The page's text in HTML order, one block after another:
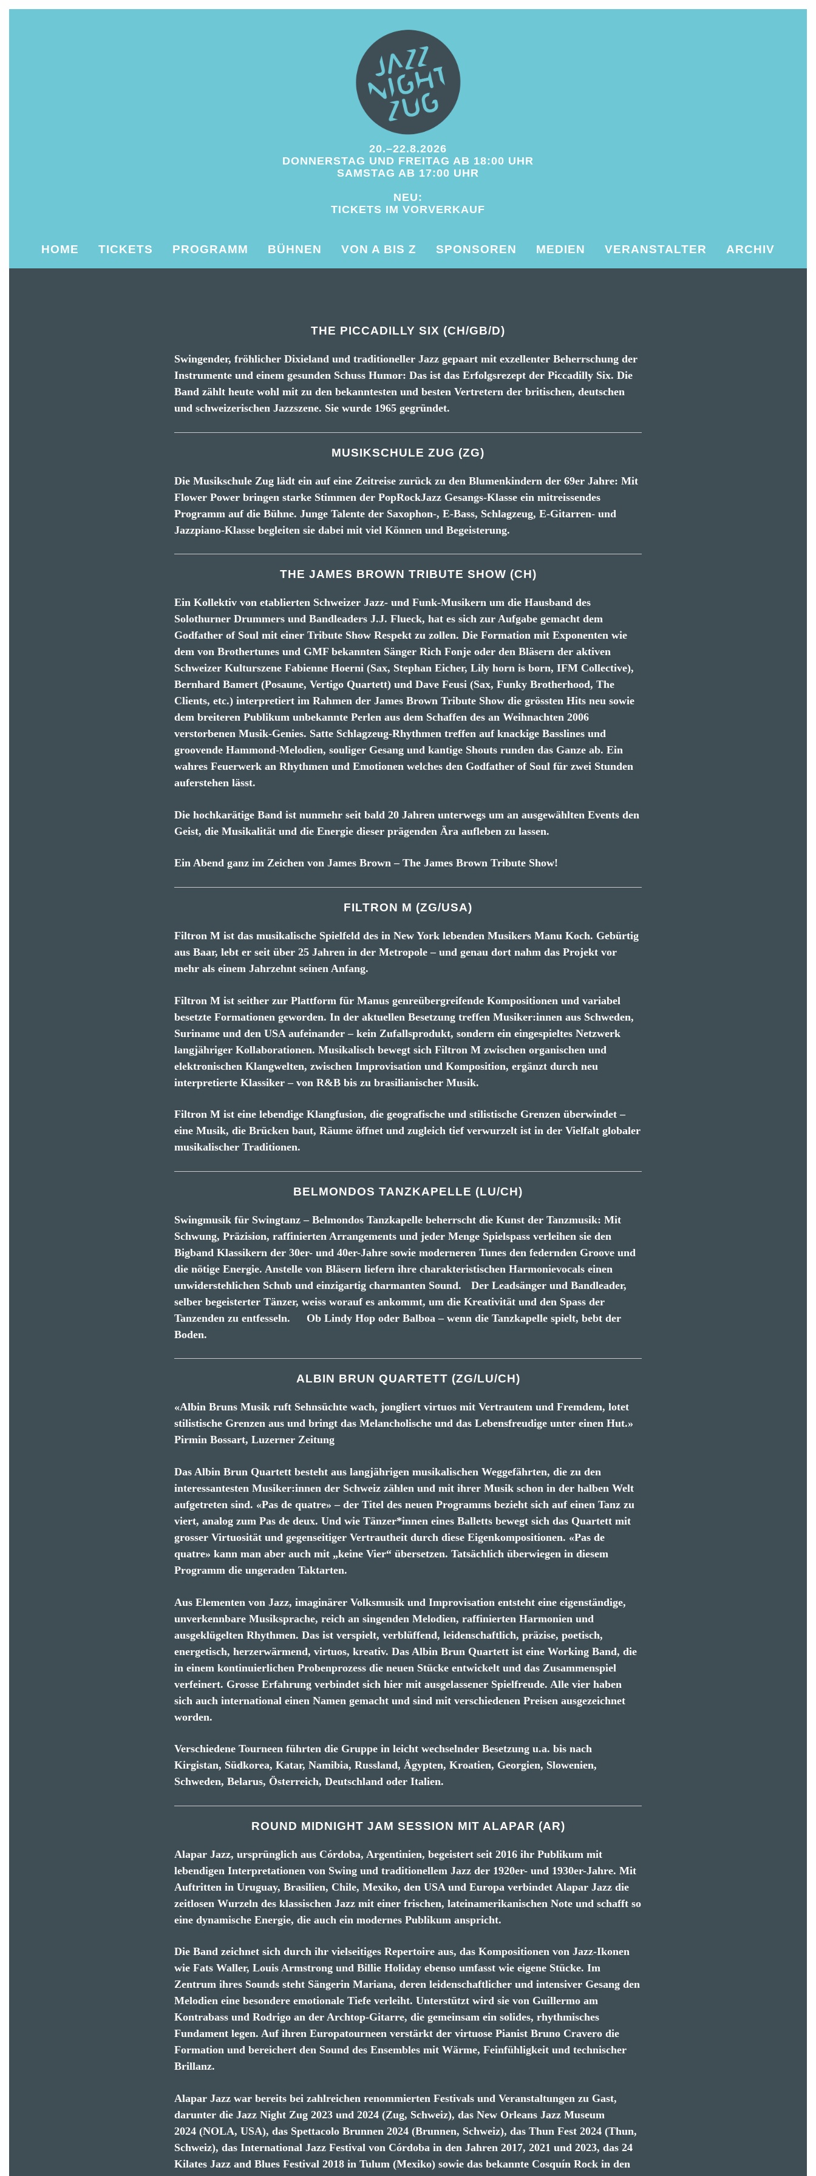
20.–22.8.2026
DONNERSTAG UND FREITAG AB 18:00 UHR
SAMSTAG AB 17:00 UHR
NEU:
TICKETS IM VORVERKAUF
HOME TICKETS PROGRAMM BÜHNEN VON A BIS Z SPONSOREN MEDIEN VERANSTALTER ARCHIV
THE PICCADILLY SIX (CH/GB/D)
Swingender, fröhlicher Dixieland und traditioneller Jazz gepaart mit exzellenter Beherrschung der
Instrumente und einem gesunden Schuss Humor: Das ist das Erfolgsrezept der Piccadilly Six. Die
Band zählt heute wohl mit zu den bekanntesten und besten Vertretern der britischen, deutschen
und schweizerischen Jazzszene. Sie wurde 1965 gegründet.
MUSIKSCHULE ZUG (ZG)
Die Musikschule Zug lädt ein auf eine Zeitreise zurück zu den Blumenkindern der 69er Jahre: Mit
Flower Power bringen starke Stimmen der PopRockJazz Gesangs-Klasse ein mitreissendes
Programm auf die Bühne. Junge Talente der Saxophon-, E-Bass, Schlagzeug, E-Gitarren- und
Jazzpiano-Klasse begleiten sie dabei mit viel Können und Begeisterung.
THE JAMES BROWN TRIBUTE SHOW (CH)
Ein Kollektiv von etablierten Schweizer Jazz- und Funk-Musikern um die Hausband des
Solothurner Drummers und Bandleaders J.J. Flueck, hat es sich zur Aufgabe gemacht dem
Godfather of Soul mit einer Tribute Show Respekt zu zollen. Die Formation mit Exponenten wie
dem von Brothertunes und GMF bekannten Sänger Rich Fonje oder den Bläsern der aktiven
Schweizer Kulturszene Fabienne Hoerni (Sax, Stephan Eicher, Lily horn is born, IFM Collective),
Bernhard Bamert (Posaune, Vertigo Quartett) und Dave Feusi (Sax, Funky Brotherhood, The
Clients, etc.) interpretiert im Rahmen der James Brown Tribute Show die grössten Hits neu sowie
dem breiteren Publikum unbekannte Perlen aus dem Schaffen des an Weihnachten 2006
verstorbenen Musik-Genies. Satte Schlagzeug-Rhythmen treffen auf knackige Basslines und
groovende Hammond-Melodien, souliger Gesang und kantige Shouts runden das Ganze ab. Ein
wahres Feuerwerk an Rhythmen und Emotionen welches den Godfather of Soul für zwei Stunden
auferstehen lässt.
Die hochkarätige Band ist nunmehr seit bald 20 Jahren unterwegs um an ausgewählten Events den
Geist, die Musikalität und die Energie dieser prägenden Ära aufleben zu lassen.
Ein Abend ganz im Zeichen von James Brown – The James Brown Tribute Show!
FILTRON M (ZG/USA)
Filtron M ist das musikalische Spielfeld des in New York lebenden Musikers Manu Koch. Gebürtig
aus Baar, lebt er seit über 25 Jahren in der Metropole – und genau dort nahm das Projekt vor
mehr als einem Jahrzehnt seinen Anfang.
Filtron M ist seither zur Plattform für Manus genreübergreifende Kompositionen und variabel
besetzte Formationen geworden. In der aktuellen Besetzung treffen Musiker:innen aus Schweden,
Suriname und den USA aufeinander – kein Zufallsprodukt, sondern ein eingespieltes Netzwerk
langjähriger Kollaborationen. Musikalisch bewegt sich Filtron M zwischen organischen und
elektronischen Klangwelten, zwischen Improvisation und Komposition, ergänzt durch neu
interpretierte Klassiker – von R&B bis zu brasilianischer Musik.
Filtron M ist eine lebendige Klangfusion, die geografische und stilistische Grenzen überwindet –
eine Musik, die Brücken baut, Räume öffnet und zugleich tief verwurzelt ist in der Vielfalt globaler
musikalischer Traditionen.
BELMONDOS TANZKAPELLE (LU/CH)
Swingmusik für Swingtanz – Belmondos Tanzkapelle beherrscht die Kunst der Tanzmusik: Mit
Schwung, Präzision, raffinierten Arrangements und jeder Menge Spielspass verleihen sie den
Bigband Klassikern der 30er- und 40er-Jahre sowie moderneren Tunes den federnden Groove und
die nötige Energie. Anstelle von Bläsern liefern ihre charakteristischen Harmonievocals einen
unwiderstehlichen Schub und einzigartig charmanten Sound. Der Leadsänger und Bandleader,
selber begeisterter Tänzer, weiss worauf es ankommt, um die Kreativität und den Spass der
Tanzenden zu entfesseln. Ob Lindy Hop oder Balboa – wenn die Tanzkapelle spielt, bebt der
Boden.
ALBIN BRUN QUARTETT (ZG/LU/CH)
«Albin Bruns Musik ruft Sehnsüchte wach, jongliert virtuos mit Vertrautem und Fremdem, lotet
stilistische Grenzen aus und bringt das Melancholische und das Lebensfreudige unter einen Hut.»
Pirmin Bossart, Luzerner Zeitung
Das Albin Brun Quartett besteht aus langjährigen musikalischen Weggefährten, die zu den
interessantesten Musiker:innen der Schweiz zählen und mit ihrer Musik schon in der halben Welt
aufgetreten sind. «Pas de quatre» – der Titel des neuen Programms bezieht sich auf einen Tanz zu
viert, analog zum Pas de deux. Und wie Tänzer*innen eines Balletts bewegt sich das Quartett mit
grosser Virtuosität und gegenseitiger Vertrautheit durch diese Eigenkompositionen. «Pas de
quatre» kann man aber auch mit „keine Vier“ übersetzen. Tatsächlich überwiegen in diesem
Programm die ungeraden Taktarten.
Aus Elementen von Jazz, imaginärer Volksmusik und Improvisation entsteht eine eigenständige,
unverkennbare Musiksprache, reich an singenden Melodien, raffinierten Harmonien und
ausgeklügelten Rhythmen. Das ist verspielt, verblüffend, leidenschaftlich, präzise, poetisch,
energetisch, herzerwärmend, virtuos, kreativ. Das Albin Brun Quartett ist eine Working Band, die
in einem kontinuierlichen Probenprozess die neuen Stücke entwickelt und das Zusammenspiel
verfeinert. Grosse Erfahrung verbindet sich hier mit ausgelassener Spielfreude. Alle vier haben
sich auch international einen Namen gemacht und sind mit verschiedenen Preisen ausgezeichnet
worden.
Verschiedene Tourneen führten die Gruppe in leicht wechselnder Besetzung u.a. bis nach
Kirgistan, Südkorea, Katar, Namibia, Russland, Ägypten, Kroatien, Georgien, Slowenien,
Schweden, Belarus, Österreich, Deutschland oder Italien.
ROUND MIDNIGHT JAM SESSION MIT ALAPAR (AR)
Alapar Jazz, ursprünglich aus Córdoba, Argentinien, begeistert seit 2016 ihr Publikum mit
lebendigen Interpretationen von Swing und traditionellem Jazz der 1920er- und 1930er-Jahre. Mit
Auftritten in Uruguay, Brasilien, Chile, Mexiko, den USA und Europa verbindet Alapar Jazz die
zeitlosen Wurzeln des klassischen Jazz mit einer frischen, lateinamerikanischen Note und schafft so
eine dynamische Energie, die auch ein modernes Publikum anspricht.
Die Band zeichnet sich durch ihr vielseitiges Repertoire aus, das Kompositionen von Jazz-Ikonen
wie Fats Waller, Louis Armstrong und Billie Holiday ebenso umfasst wie eigene Stücke. Im
Zentrum ihres Sounds steht Sängerin Mariana, deren leidenschaftlicher und intensiver Gesang den
Melodien eine besondere emotionale Tiefe verleiht. Unterstützt wird sie von Guillermo am
Kontrabass und Rodrigo an der Archtop-Gitarre, die gemeinsam ein solides, rhythmisches
Fundament legen. Auf ihren Europatourneen verstärkt der virtuose Pianist Bruno Cravero die
Formation und bereichert den Sound des Ensembles mit Wärme, Feinfühligkeit und technischer
Brillanz.
Alapar Jazz war bereits bei zahlreichen renommierten Festivals und Veranstaltungen zu Gast,
darunter die Jazz Night Zug 2023 und 2024 (Zug, Schweiz), das New Orleans Jazz Museum
2024 (NOLA, USA), das Spettacolo Brunnen 2024 (Brunnen, Schweiz), das Thun Fest 2024 (Thun,
Schweiz), das International Jazz Festival von Córdoba in den Jahren 2017, 2021 und 2023, das 24
Kilates Jazz and Blues Festival 2018 in Tulum (Mexiko) sowie das bekannte Cosquín Rock in den